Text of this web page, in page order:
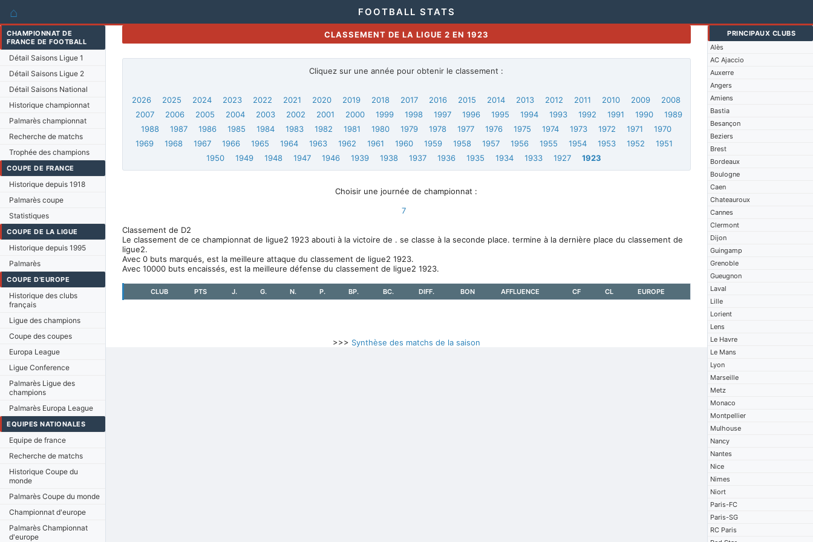
⌂ FOOTBALL STATS
CHAMPIONNAT DE
FRANCE DE FOOTBALL
Détail Saisons Ligue 1
Détail Saisons Ligue 2
Détail Saisons National
Historique championnat
Palmarès championnat
Recherche de matchs
Trophée des champions
COUPE DE FRANCE
Historique depuis 1918
Palmarès coupe
Statistiques
COUPE DE LA LIGUE
Historique depuis 1995
Palmarès
COUPE D'EUROPE
Historique des clubs
français
Ligue des champions
Coupe des coupes
Europa League
Ligue Conference
Palmarès Ligue des
champions
Palmarès Europa League
EQUIPES NATIONALES
Equipe de france
Recherche de matchs
Historique Coupe du
monde
Palmarès Coupe du monde
Championnat d'europe
Palmarès Championnat
d'europe
PRINCIPAUX CLUBS
Alès
AC Ajaccio
Auxerre
Angers
Amiens
Bastia
Besançon
Beziers
Brest
Bordeaux
Boulogne
Caen
Chateauroux
Cannes
Clermont
Dijon
Guingamp
Grenoble
Gueugnon
Laval
Lille
Lorient
Lens
Le Havre
Le Mans
Lyon
Marseille
Metz
Monaco
Montpellier
Mulhouse
Nancy
Nantes
Nice
Nimes
Niort
Paris-FC
Paris-SG
RC Paris
CLASSEMENT DE LA LIGUE 2 EN 1923
Cliquez sur une année pour obtenir le classement :
2026 2025 2024 2023 2022 2021 2020 2019 2018 2017 2016 2015 2014 2013 2012 2011 2010 2009
2008
2007
2006 2005 2004 2003 2002 2001 2000 1999 1998 1997 1996 1995 1994 1993 1992 1991 1990
1989
1988
1987 1986 1985 1984 1983 1982 1981 1980 1979 1978 1977 1976 1975 1974 1973 1972 1971
1970
1969
1968 1967 1966 1965 1964 1963 1962 1961 1960 1959 1958 1957 1956 1955 1954 1953 1952
1951
1950
1949 1948 1947 1946 1939 1938 1937 1936 1935 1934 1933 1927 1923
Choisir une journée de championnat :
7
Classement de D2
Le classement de ce championnat de ligue2 1923 abouti à la victoire de . se classe à la seconde place. termine à la dernière place du classement de
ligue2.
Avec 0 buts marqués, est la meilleure attaque du classement de ligue2 1923.
Avec 10000 buts encaissés, est la meilleure défense du classement de ligue2 1923.
CLUB PTS J. G. N. P. BP. BC. DIFF. BON AFFLUENCE CF CL EUROPE
>>> Synthèse des matchs de la saison